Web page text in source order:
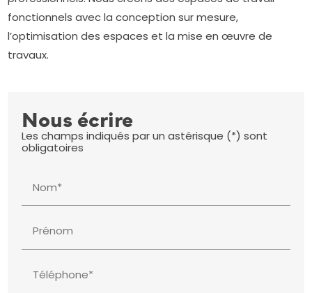
fonctionnels avec la conception sur mesure,
l’optimisation des espaces et la mise en œuvre de
travaux.
Nous écrire
Les champs indiqués par un astérisque (*) sont
obligatoires
Nom*
Prénom
Téléphone*